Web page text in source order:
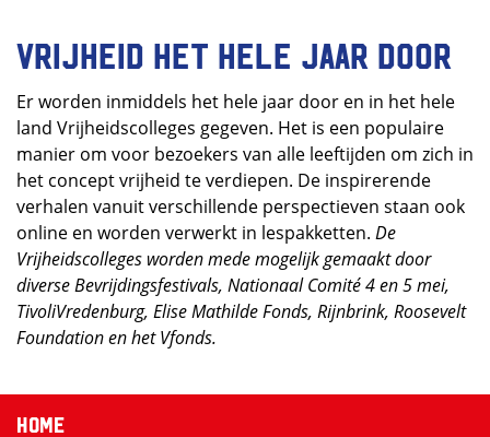
Vrijheid het hele jaar door
Er worden inmiddels het hele jaar door en in het hele
land Vrijheidscolleges gegeven. Het is een populaire
manier om voor bezoekers van alle leeftijden om zich in
het concept vrijheid te verdiepen. De inspirerende
verhalen vanuit verschillende perspectieven staan ook
online en worden verwerkt in lespakketten. De
Vrijheidscolleges worden mede mogelijk gemaakt door
diverse Bevrijdingsfestivals, Nationaal Comité 4 en 5 mei,
TivoliVredenburg, Elise Mathilde Fonds, Rijnbrink, Roosevelt
Foundation en het Vfonds.
Home